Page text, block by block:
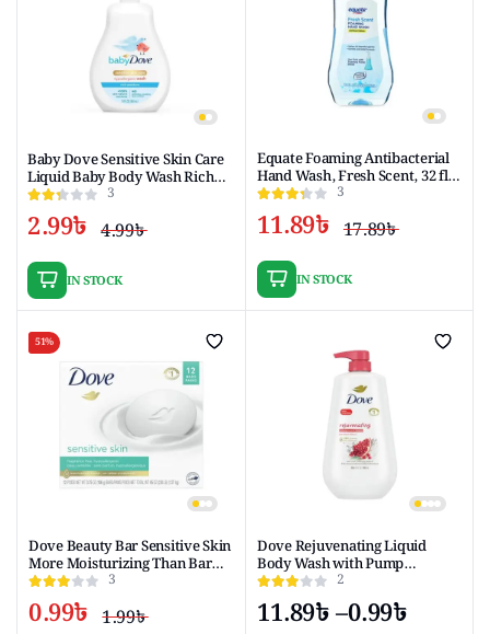
Baby Dove Sensitive Skin Care
Liquid Baby Body Wash Rich
Moisture, Hypoallergenic and
Tear-Free, 13 oz
3
4.99৳
4.99৳ .
2.99৳
2.99৳ .
IN STOCK
Equate Foaming Antibacterial
Hand Wash, Fresh Scent, 32 fl
oz 3
17.89৳
17.89৳ .
11.89৳
11.89৳ .
IN STOCK
51%
Dove Beauty Bar Sensitive Skin
More Moisturizing Than Bar
Soap, 3.75 oz, 12 Bars
3
1.99৳
0.99৳
Dove Rejuvenating Liquid
Body Wash with Pump
Pomegranate & Hibiscus, 30.6
oz
2
0.99৳
–
11.89৳